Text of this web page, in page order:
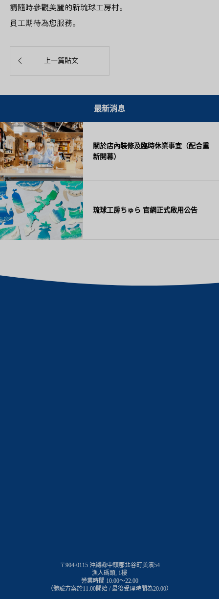
請隨時參觀美麗的新琉球工房村。
員工期待為您服務。
 上一篇貼文
最新消息
關於店內裝修及臨時休業事宜（配合重
新開幕）
琉球工房ちゅら 官網正式啟用公告
〒904-0115 沖繩縣中頭郡北谷町美濱54
漁人碼頭, 1樓
營業時間 10:00～22:00
（體驗方案於11:00開始 / 最後受理時間為20:00）